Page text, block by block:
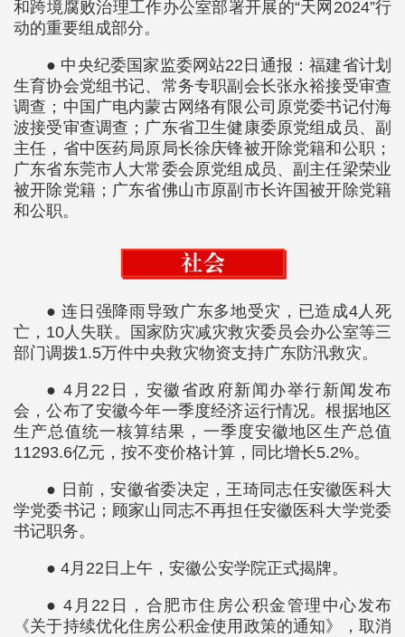
和跨境腐败治理工作办公室部署开展的“天网2024”行
动的重要组成部分。
● 中央纪委国家监委网站22日通报：福建省计划
生育协会党组书记、常务专职副会长张永裕接受审查
调查；中国广电内蒙古网络有限公司原党委书记付海
波接受审查调查；广东省卫生健康委原党组成员、副
主任，省中医药局原局长徐庆锋被开除党籍和公职；
广东省东莞市人大常委会原党组成员、副主任梁荣业
被开除党籍；广东省佛山市原副市长许国被开除党籍
和公职。
● 连日强降雨导致广东多地受灾，已造成4人死
亡，10人失联。国家防灾减灾救灾委员会办公室等三
部门调拨1.5万件中央救灾物资支持广东防汛救灾。
● 4月22日，安徽省政府新闻办举行新闻发布
会，公布了安徽今年一季度经济运行情况。根据地区
生产总值统一核算结果，一季度安徽地区生产总值
11293.6亿元，按不变价格计算，同比增长5.2%。
● 日前，安徽省委决定，王琦同志任安徽医科大
学党委书记；顾家山同志不再担任安徽医科大学党委
书记职务。
● 4月22日上午，安徽公安学院正式揭牌。
● 4月22日，合肥市住房公积金管理中心发布
《关于持续优化住房公积金使用政策的通知》，取消